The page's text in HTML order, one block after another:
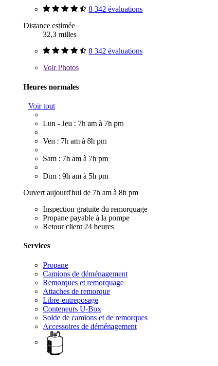
8 342 évaluations
Distance estimée
32,3 milles
8 342 évaluations
VoirPhotos
Heures normales
Voir tout
Lun - Jeu : 7h am à 7h pm
Ven : 7h am à 8h pm
Sam : 7h am à 7h pm
Dim : 9h am à 5h pm
Ouvert aujourd'hui de 7h am à 8h pm
Inspection gratuite du remorquage
Propane payable à la pompe
Retour client 24 heures
Services
Propane
Camions de déménagement
Remorques et remorquage
Attaches de remorque
Libre-entreposage
Conteneurs U-Box
Solde de camions et de remorques
Accessoires de déménagement